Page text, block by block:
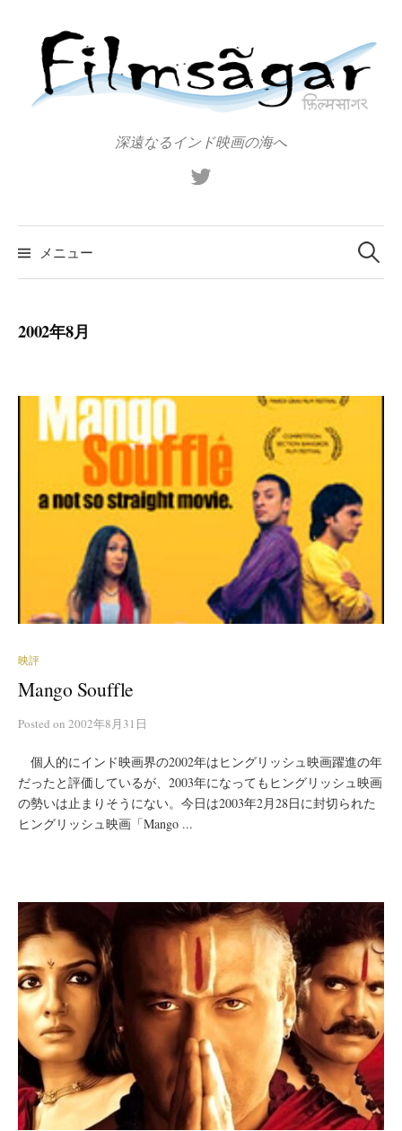
プ
深遠なるインド映画の海へ
メニュー
検
索:
2002年8月
映評
Mango Souffle
Posted on 2002年8月31日
個人的にインド映画界の2002年はヒングリッシュ映画躍進の年
だったと評価しているが、2003年になってもヒングリッシュ映画
の勢いは止まりそうにない。今日は2003年2月28日に封切られた
ヒングリッシュ映画「Mango ...